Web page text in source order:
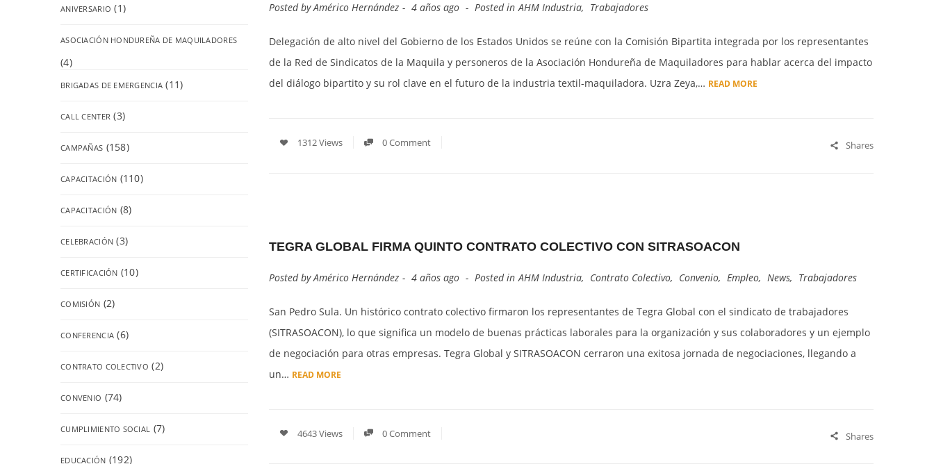
ANIVERSARIO (1)
ASOCIACIÓN HONDUREÑA DE MAQUILADORES
(4)
BRIGADAS DE EMERGENCIA (11)
CALL CENTER (3)
CAMPAÑAS (158)
CAPACITACIÓN (110)
CAPACITACIÓN (8)
CELEBRACIÓN (3)
CERTIFICACIÓN (10)
COMISIÓN (2)
CONFERENCIA (6)
CONTRATO COLECTIVO (2)
CONVENIO (74)
CUMPLIMIENTO SOCIAL (7)
EDUCACIÓN (192)
Posted byAmérico Hernández 4 años ago Posted in AHM Industria, Trabajadores
Delegación de alto nivel del Gobierno de los Estados Unidos se reúne con la Comisión Bipartita integrada por los representantes
de la Red de Sindicatos de la Maquila y personeros de la Asociación Hondureña de Maquiladores para hablar acerca del impacto
del diálogo bipartito y su rol clave en el futuro de la industria textil-maquiladora. Uzra Zeya,… READ MORE
1312 Views 0 Comment Shares
TEGRA GLOBAL FIRMA QUINTO CONTRATO COLECTIVO CON SITRASOACON
Posted byAmérico Hernández 4 años ago Posted in AHM Industria, Contrato Colectivo, Convenio, Empleo, News, Trabajadores
San Pedro Sula. Un histórico contrato colectivo firmaron los representantes de Tegra Global con el sindicato de trabajadores
(SITRASOACON), lo que significa un modelo de buenas prácticas laborales para la organización y sus colaboradores y un ejemplo
de negociación para otras empresas. Tegra Global y SITRASOACON cerraron una exitosa jornada de negociaciones, llegando a
un… READ MORE
4643 Views 0 Comment Shares